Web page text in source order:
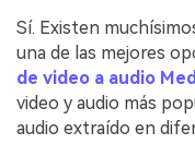
Sí. Existen
una de las mejores
de video a audio
video y audio más
audio extraído en